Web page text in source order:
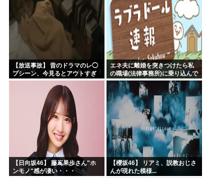
【放送事故】 昔のドラマのレ◯
プシーン、今見るとアウトすぎ
る・・・
エネ夫に離婚を突きつけたら私
の職場(法律事務所)に乗り込んで
きた 堂々と「離婚の法律相談で
す。母の薦めでこちらに参りま
した」と言っているが、...
【日向坂46】 藤嶌果歩さん"ホ
ンモノ"感が凄い・・・
【櫻坂46】 リアミ、説教おじさ
んが現れた模様...